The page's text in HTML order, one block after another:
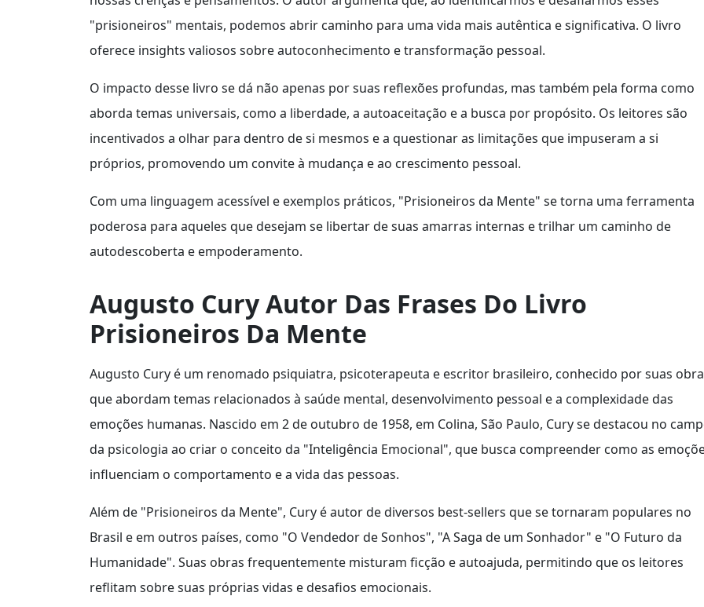
"prisioneiros" mentais, podemos abrir caminho para uma vida mais autêntica e significativa. O livro
oferece insights valiosos sobre autoconhecimento e transformação pessoal.
O impacto desse livro se dá não apenas por suas reflexões profundas, mas também pela forma como
aborda temas universais, como a liberdade, a autoaceitação e a busca por propósito. Os leitores são
incentivados a olhar para dentro de si mesmos e a questionar as limitações que impuseram a si
próprios, promovendo um convite à mudança e ao crescimento pessoal.
Com uma linguagem acessível e exemplos práticos, "Prisioneiros da Mente" se torna uma ferramenta
poderosa para aqueles que desejam se libertar de suas amarras internas e trilhar um caminho de
autodescoberta e empoderamento.
Augusto Cury Autor Das Frases Do Livro
Prisioneiros Da Mente
Augusto Cury é um renomado psiquiatra, psicoterapeuta e escritor brasileiro, conhecido por suas
que abordam temas relacionados à saúde mental, desenvolvimento pessoal e a complexidade das
emoções humanas. Nascido em 2 de outubro de 1958, em Colina, São Paulo, Cury se destacou no
da psicologia ao criar o conceito da "Inteligência Emocional", que busca compreender como as
influenciam o comportamento e a vida das pessoas.
Além de "Prisioneiros da Mente", Cury é autor de diversos best-sellers que se tornaram populares no
Brasil e em outros países, como "O Vendedor de Sonhos", "A Saga de um Sonhador" e "O Futuro da
Humanidade". Suas obras frequentemente misturam ficção e autoajuda, permitindo que os leitores
reflitam sobre suas próprias vidas e desafios emocionais.